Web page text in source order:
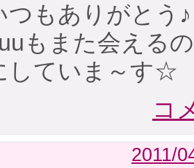
つもありがとう♪
もまた会える
していま～す☆
コ
2011/